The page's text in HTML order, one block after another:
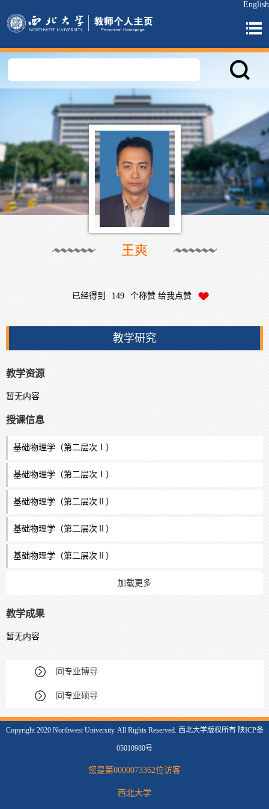
English
王爽
已经得到 149 个称赞 给我点赞
教学研究
教学资源
暂无内容
授课信息
基础物理学（第二层次Ⅰ）
基础物理学（第二层次Ⅰ）
基础物理学（第二层次Ⅱ）
基础物理学（第二层次Ⅱ）
基础物理学（第二层次Ⅱ）
加载更多
教学成果
暂无内容
同专业博导
同专业硕导
Copyright 2020 Northwest University. All Rights Reserved. 西北大学版权所有 陕ICP备
05010980号
您是第0000073362位访客
西北大学